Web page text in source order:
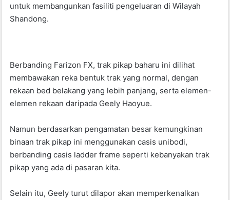
untuk membangunkan fasiliti pengeluaran di Wilayah
Shandong.
Berbanding Farizon FX, trak pikap baharu ini dilihat
membawakan reka bentuk trak yang normal, dengan
rekaan bed belakang yang lebih panjang, serta elemen-
elemen rekaan daripada Geely Haoyue.
Namun berdasarkan pengamatan besar kemungkinan
binaan trak pikap ini menggunakan casis unibodi,
berbanding casis ladder frame seperti kebanyakan trak
pikap yang ada di pasaran kita.
Selain itu, Geely turut dilapor akan memperkenalkan